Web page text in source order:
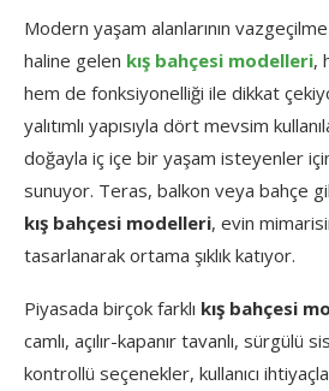
Modern yaşam alanlarının
haline gelen kış bahçesi modelleri,
hem de fonksiyonelliği ile dikkat
yalıtımlı yapısıyla dört mevsim
doğayla iç içe bir yaşam isteyenler
sunuyor. Teras, balkon veya bahçe
kış bahçesi modelleri, evin
tasarlanarak ortama şıklık katıyor.
Piyasada birçok farklı kış bahçesi
camlı, açılır-kapanır tavanlı,
kontrollü seçenekler, kullanıcı